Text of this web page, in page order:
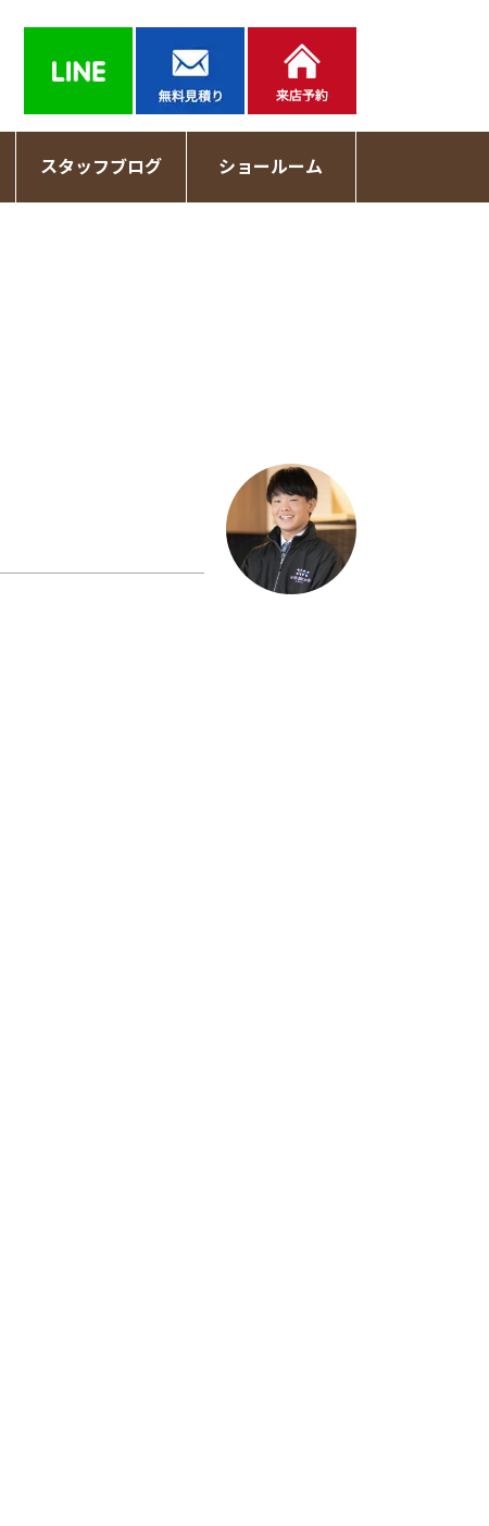
スタッフブログ ショールーム